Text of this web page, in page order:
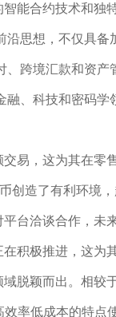
能合约技术和独
思想，不仅具
跨境汇款和资
、科技和密码
易，这为其在零
创造了有利环境
台洽谈合作，未
积极推进，这为
脱颖而出。相较
率低成本的特点